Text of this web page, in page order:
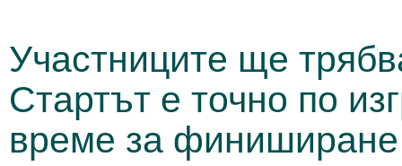
Участниците ще
Стартът е точно по
време за финиширане